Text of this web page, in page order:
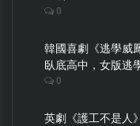
0
韓國喜劇《逃學威
臥底高中，女版逃
0
英劇《護工不是人